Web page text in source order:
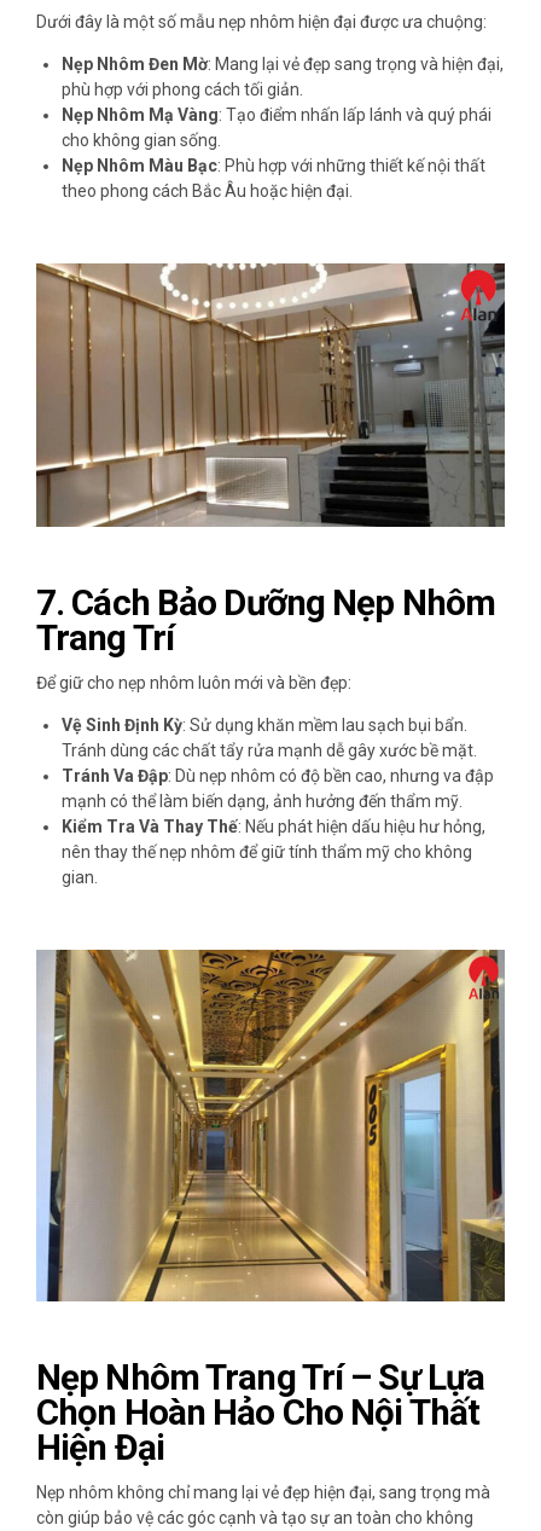
Dưới đây là một số mẫu nẹp nhôm hiện đại được ưa chuộng:
Nẹp Nhôm Đen Mờ: Mang lại vẻ đẹp sang trọng và hiện đại,
phù hợp với phong cách tối giản.
Nẹp Nhôm Mạ Vàng: Tạo điểm nhấn lấp lánh và quý phái
cho không gian sống.
Nẹp Nhôm Màu Bạc: Phù hợp với những thiết kế nội thất
theo phong cách Bắc Âu hoặc hiện đại.
7. Cách Bảo Dưỡng Nẹp Nhôm
Trang Trí
Để giữ cho nẹp nhôm luôn mới và bền đẹp:
Vệ Sinh Định Kỳ: Sử dụng khăn mềm lau sạch bụi bẩn.
Tránh dùng các chất tẩy rửa mạnh dễ gây xước bề mặt.
Tránh Va Đập: Dù nẹp nhôm có độ bền cao, nhưng va đập
mạnh có thể làm biến dạng, ảnh hưởng đến thẩm mỹ.
Kiểm Tra Và Thay Thế: Nếu phát hiện dấu hiệu hư hỏng,
nên thay thế nẹp nhôm để giữ tính thẩm mỹ cho không
gian.
Nẹp Nhôm Trang Trí – Sự Lựa
Chọn Hoàn Hảo Cho Nội Thất
Hiện Đại
Nẹp nhôm không chỉ mang lại vẻ đẹp hiện đại, sang trọng mà
còn giúp bảo vệ các góc cạnh và tạo sự an toàn cho không